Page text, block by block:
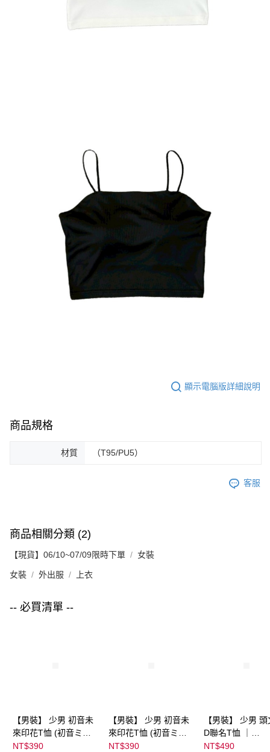
顯示電腦版詳細說明
商品規格
材質 （T95/PU5）
客服
商品相關分類 (2)
【現貨】06/10~07/09限時下單 女裝
女裝 外出服 上衣
-- 必買清單 --
【男裝】 少男 初音未
來印花T恤 (初音ミク)
｜
NT$390
【男裝】 少男 初音未
來印花T恤 (初音ミク)
｜
NT$390
【男裝】 少男
D聯名T恤 ｜
NT$490